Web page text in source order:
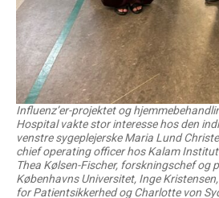
Influenz’er-projektet og
Hospital vakte stor interesse hos den
venstre sygeplejerske Maria Lund
chief operating officer hos Kalam
Thea Kølsen-Fischer, forskningschef og
Københavns Universitet, Inge
for Patientsikkerhed og Charlotte von